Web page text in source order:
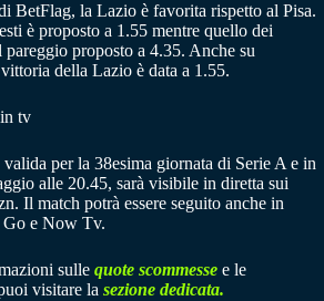
BetFlag, la Lazio è favorita rispetto al Pisa.
è proposto a 1.55 mentre quello dei
proposto a 4.35. Anche su
della Lazio è data a 1.55.
tv
per la 38esima giornata di Serie A e in
alle 20.45, sarà visibile in diretta sui
Il match potrà essere seguito anche in
Go e Now Tv.
sulle quote scommesse e le
visitare la sezione dedicata.